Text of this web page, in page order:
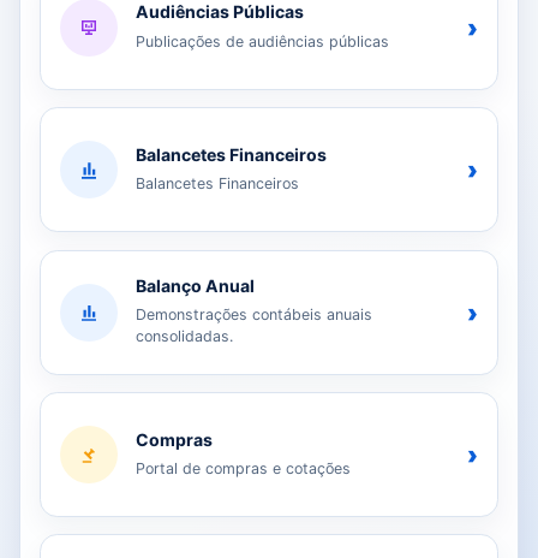
Audiências Públicas
Publicações de audiências públicas ›
Balancetes Financeiros
Balancetes Financeiros ›
Balanço Anual
Demonstrações contábeis anuais
consolidadas.
›
Compras
Portal de compras e cotações ›